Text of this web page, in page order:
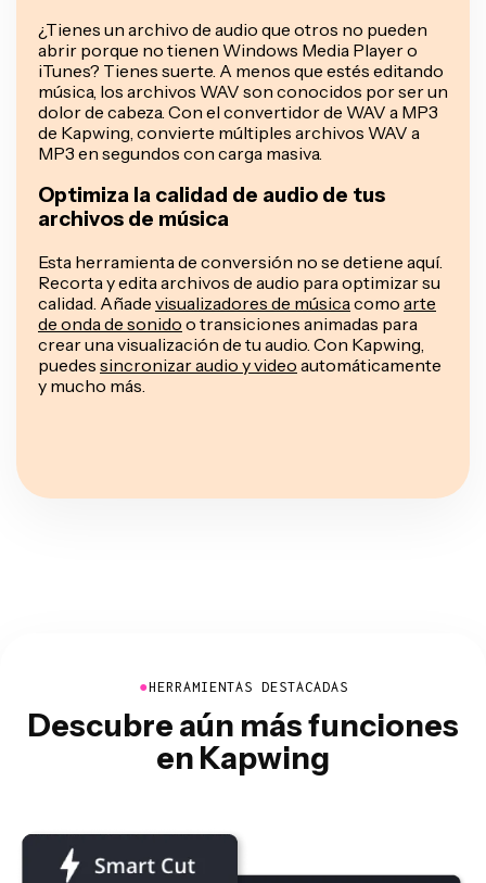
¿Tienes un archivo de audio que otros no pueden
abrir porque no tienen Windows Media Player o
iTunes? Tienes suerte. A menos que estés editando
música, los archivos WAV son conocidos por ser un
dolor de cabeza. Con el convertidor de WAV a MP3
de Kapwing, convierte múltiples archivos WAV a
MP3 en segundos con carga masiva.
Optimiza la calidad de audio de tus
archivos de música
Esta herramienta de conversión no se detiene aquí.
Recorta y edita archivos de audio para optimizar su
calidad. Añade visualizadores de músicacomo arte
de onda de sonido o transiciones animadas para
crear una visualización de tu audio. Con Kapwing,
puedes sincronizar audio y video automáticamente
y mucho más.
●HERRAMIENTAS DESTACADAS
Descubre aún más funciones
en Kapwing